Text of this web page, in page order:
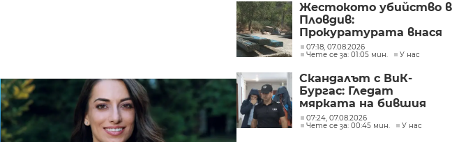
Жестокото убийство в
Пловдив:
Прокуратурата внася
искане „задържане под
стража“
07:18, 07.08.2026
Чете се за: 01:05 мин.
У нас
Скандалът с ВиК-
Бургас: Гледат
мярката на бившия
директор
07:24, 07.08.2026
Чете се за: 00:45 мин.
У нас